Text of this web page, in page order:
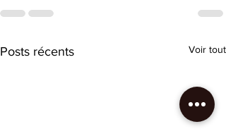
Posts récents Voir tout